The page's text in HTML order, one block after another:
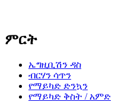
ምርት
ኤግዚቢሽን ዳስ
ብርሃን ሳጥን
የማይካድ ድንኳን
የማይካድ ቅስት / አምድ